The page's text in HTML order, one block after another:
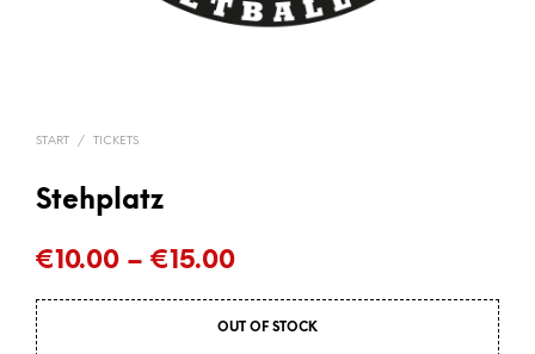
START / TICKETS
Stehplatz
€10.00 – €15.00Preisspanne:
€10.00
bis
OUT OF STOCK